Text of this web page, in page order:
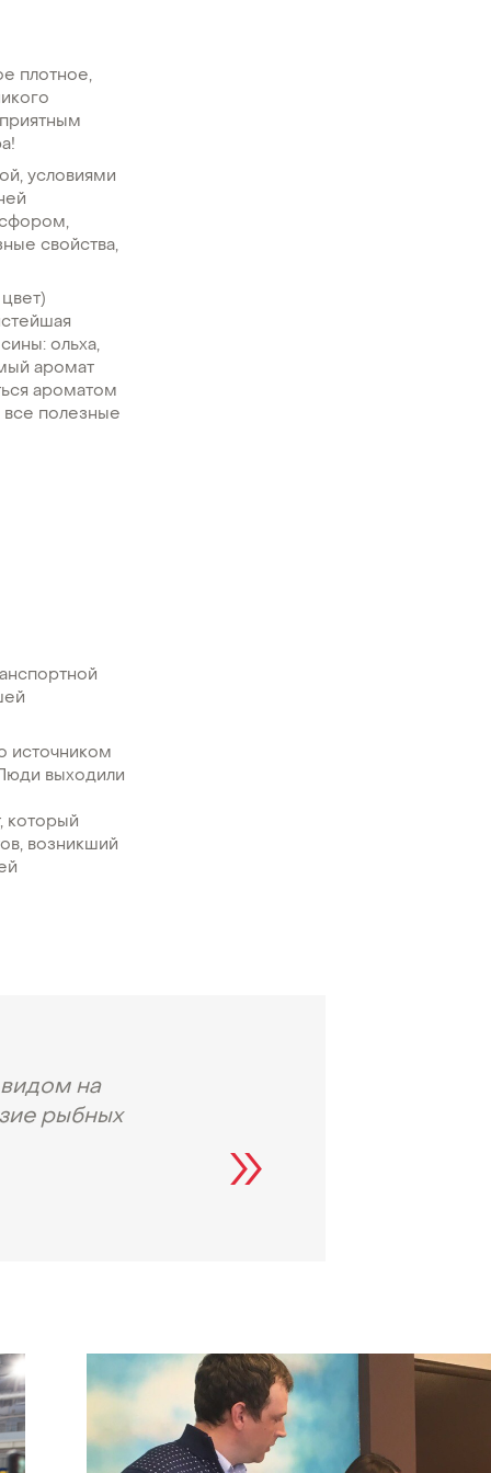
плотное,
условиями
свойства,
ольха,
аромат
ароматом
все полезные
источником
выходили
который
возникший
на
рыбных